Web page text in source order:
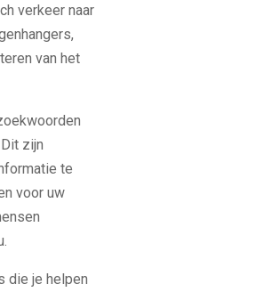
verkeer naar
van het
zijn
te
voor uw
die je helpen